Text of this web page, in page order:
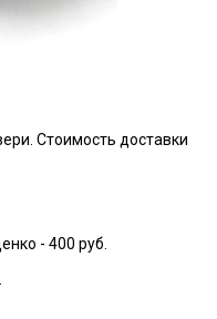
Стоимость доставки
- 400 руб.